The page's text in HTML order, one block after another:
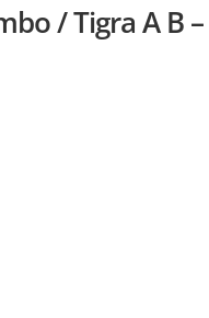
/ Tigra A B